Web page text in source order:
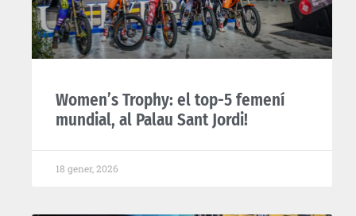
Women’s Trophy: el top-5 femení
mundial, al Palau Sant Jordi!
18 gener, 2026